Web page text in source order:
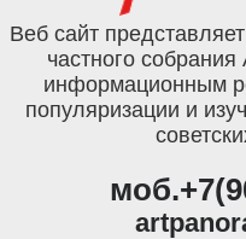
Веб сайт
частного
информационным
популяризации и